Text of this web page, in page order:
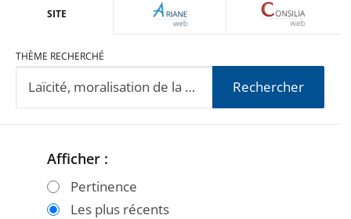
SITE ARIANEWEB
THÈME RECHERCHÉ
Rechercher
Passer
filtres
Passer
filtres
Afficher :
Pertinence
Les plus récents